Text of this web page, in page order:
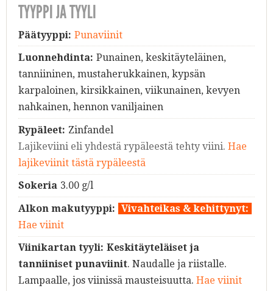
TYYPPI JA TYYLI
Päätyyppi: Punaviinit
Luonnehdinta: Punainen, keskitäyteläinen,
tanniininen, mustaherukkainen, kypsän
karpaloinen, kirsikkainen, viikunainen, kevyen
nahkainen, hennon vaniljainen
Rypäleet: Zinfandel
Lajikeviini eli yhdestä rypäleestä tehty viini. Hae
lajikeviinit tästä rypäleestä
Sokeria 3.00 g/l
Alkon makutyyppi: Vivahteikas & kehittynyt:
Hae viinit
Viinikartan tyyli: Keskitäyteläiset ja
tanniiniset punaviinit. Naudalle ja riistalle.
Lampaalle, jos viinissä mausteisuutta. Hae viinit